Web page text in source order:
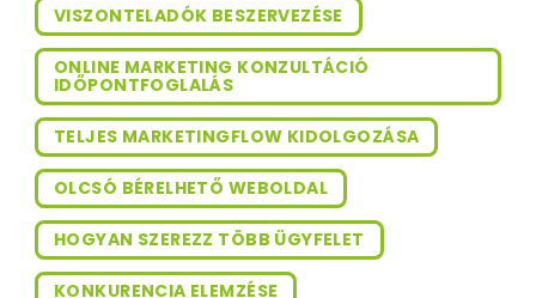
VISZONTELADÓK BESZERVEZÉSE
ONLINE MARKETING KONZULTÁCIÓ
IDŐPONTFOGLALÁS
TELJES MARKETINGFLOW KIDOLGOZÁSA
OLCSÓ BÉRELHETŐ WEBOLDAL
HOGYAN SZEREZZ TÖBB ÜGYFELET
KONKURENCIA ELEMZÉSE